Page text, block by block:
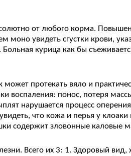
от любого корма.
моно увидеть сгустки крови,
Больная курица как бы
может протекать вяло и
воспаления: понос, потеря
нарушается процесс
что кожа и перья у
содержит зловонные каловые
Всего их 3: 1. Здоровый